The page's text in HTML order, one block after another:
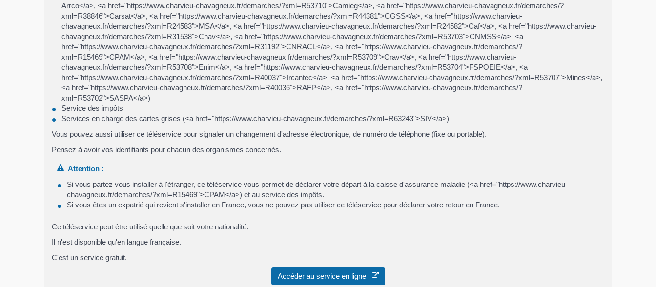
Arrco</a>, <a href="https://www.charvieu-chavagneux.fr/demarches/?xml=R53710">Camieg</a>, <a href="https://www.charvieu-chavagneux.fr/demarches/?
xml=R38846">Carsat</a>, <a href="https://www.charvieu-chavagneux.fr/demarches/?xml=R44381">CGSS</a>, <a href="https://www.charvieu-
chavagneux.fr/demarches/?xml=R24583">MSA</a>, <a href="https://www.charvieu-chavagneux.fr/demarches/?xml=R24582">Caf</a>, <a href="https://www.charvieu-
chavagneux.fr/demarches/?xml=R31538">Cnav</a>, <a href="https://www.charvieu-chavagneux.fr/demarches/?xml=R53703">CNMSS</a>, <a
href="https://www.charvieu-chavagneux.fr/demarches/?xml=R31192">CNRACL</a>, <a href="https://www.charvieu-chavagneux.fr/demarches/?
xml=R15469">CPAM</a>, <a href="https://www.charvieu-chavagneux.fr/demarches/?xml=R53709">Crav</a>, <a href="https://www.charvieu-
chavagneux.fr/demarches/?xml=R53708">Enim</a>, <a href="https://www.charvieu-chavagneux.fr/demarches/?xml=R53704">FSPOEIE</a>, <a
href="https://www.charvieu-chavagneux.fr/demarches/?xml=R40037">Ircantec</a>, <a href="https://www.charvieu-chavagneux.fr/demarches/?xml=R53707">Mines</a>,
<a href="https://www.charvieu-chavagneux.fr/demarches/?xml=R40036">RAFP</a>, <a href="https://www.charvieu-chavagneux.fr/demarches/?
xml=R53702">SASPA</a>)
Service des impôts
Services en charge des cartes grises (<a href="https://www.charvieu-chavagneux.fr/demarches/?xml=R63243">SIV</a>)
Vous pouvez aussi utiliser ce téléservice pour signaler un changement d'adresse électronique, de numéro de téléphone (fixe ou portable).
Pensez à avoir vos identifiants pour chacun des organismes concernés.
Attention :
Si vous partez vous installer à l'étranger, ce téléservice vous permet de déclarer votre départ à la caisse d'assurance maladie (<a href="https://www.charvieu-
chavagneux.fr/demarches/?xml=R15469">CPAM</a>) et au service des impôts.
Si vous êtes un expatrié qui revient s'installer en France, vous ne pouvez pas utiliser ce téléservice pour déclarer votre retour en France.
Ce téléservice peut être utilisé quelle que soit votre nationalité.
Il n'est disponible qu'en langue française.
C'est un service gratuit.
Accéder au service en ligne